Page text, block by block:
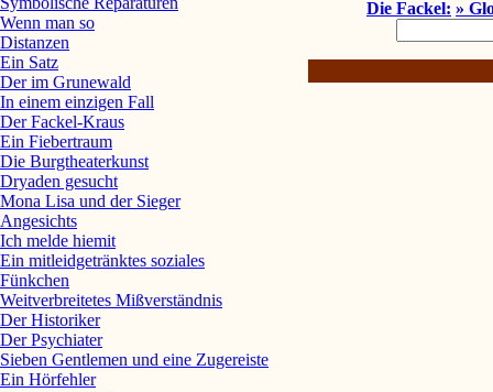
Die Fackel: »
Wenn man so
Distanzen
Ein Satz
Der im Grunewald
In einem einzigen Fall
Der Fackel-Kraus
Ein Fiebertraum
Die Burgtheaterkunst
Dryaden gesucht
Mona Lisa und der Sieger
Angesichts
Ich melde hiemit
Ein mitleidgetränktes soziales
Fünkchen
Weitverbreitetes Mißverständnis
Der Historiker
Der Psychiater
Sieben Gentlemen und eine Zugereiste
Ein Hörfehler